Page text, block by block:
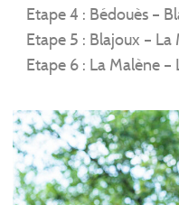
Etape 4 : Bédouès –
Etape 5 : Blajoux –
Etape 6 : La Malène –